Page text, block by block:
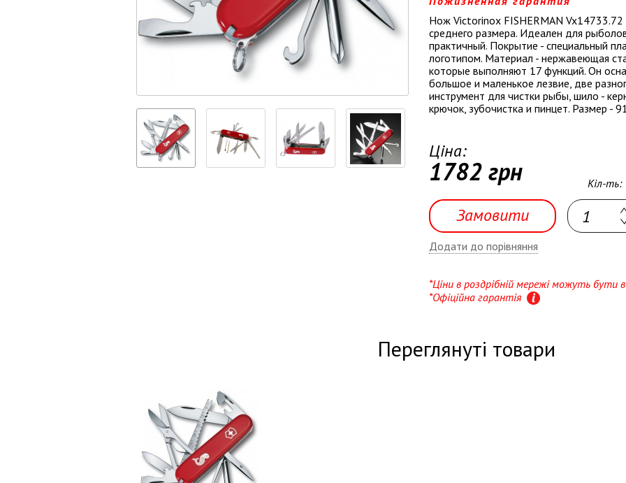
Нож Victorinox FISHERMAN
среднего размера. Идеален для
практичный. Покрытие - специальный
логотипом. Материал - нержавеющая
которые выполняют 17 функций. Он
большое и маленькое лезвие, две
инструмент для чистки рыбы, шило -
крючок, зубочистка и пинцет. Размер -
Ціна:
1782 грн
Замовити
Кіл-ть:
Додати до порівняння
*Ціни в роздрібній мережі можуть бути
*Офіційна гарантія
Переглянуті товари